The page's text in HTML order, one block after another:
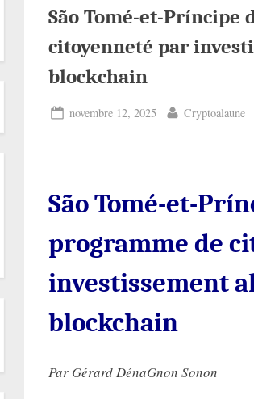
São Tomé-et-Príncipe
citoyenneté par
blockchain
Posted
novembre 12, 2025 By
Cryptoalaune
São Tomé-et-
programme de
investissement
blockchain
Par Gérard DénaGnon Sonon